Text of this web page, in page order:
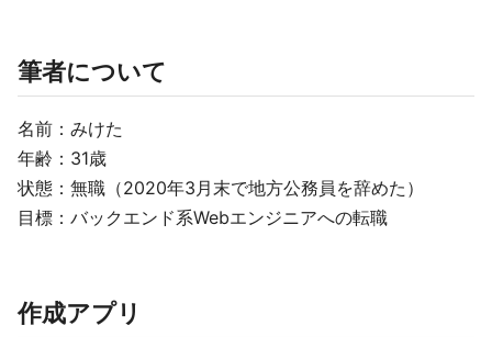
筆者について
名前：みけた
年齢：31歳
状態：無職（2020年3月末で地方公務員を辞めた）
目標：バックエンド系Webエンジニアへの転職
作成アプリ